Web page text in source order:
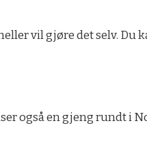
vil gjøre det selv. Du
også en gjeng rundt i